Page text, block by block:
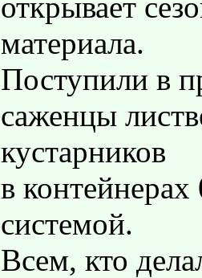
материала.
Поступили в
саженцы
кустарников
в
системой.
Всем, кто